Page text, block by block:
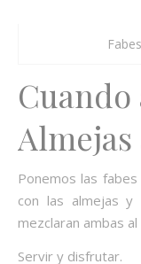
Almejas
Ponemos las
con las almejas y
mezclaran ambas
Servir y disfrutar.